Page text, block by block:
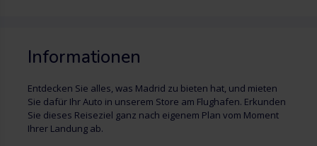
Informationen
Entdecken Sie alles, was Madrid zu bieten hat, und mieten
Sie dafür Ihr Auto in unserem Store am Flughafen. Erkunden
Sie dieses Reiseziel ganz nach eigenem Plan vom Moment
Ihrer Landung ab.